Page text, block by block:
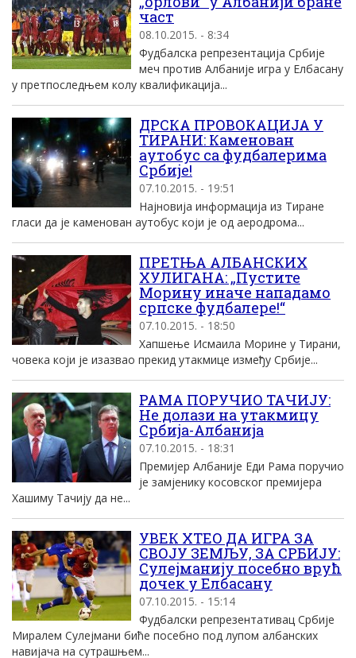
част
08.10.2015. - 8:34
Фудбалска репрезентација Србије
меч против Албаније игра у Елбасану
у претпоследњем колу квалификација...
ДРСКА ПРОВОКАЦИЈА У
ТИРАНИ: Каменован
аутобус са фудбалерима
Србије!
07.10.2015. - 19:51
Најновија информација из Тиране
гласи да је каменован аутобус који је од аеродрома...
ПРЕТЊА АЛБАНСКИХ
ХУЛИГАНА: „Пустите
Морину иначе нападамо
српске фудбалере!“
07.10.2015. - 18:50
Хапшење Исмаила Морине у Тирани,
човека који је изазвао прекид утакмице између Србије...
РАМА ПОРУЧИО ТАЧИЈУ:
Не долази на утакмицу
Србија-Албанија
07.10.2015. - 18:31
Премијер Албаније Еди Рама поручио
је замјенику косовског премијера
Хашиму Тачију да не...
УВЕК ХТЕО ДА ИГРА ЗА
СВОЈУ ЗЕМЉУ, ЗА СРБИЈУ:
Сулејманију посебно врућ
дочек у Елбасану
07.10.2015. - 15:14
Фудбалски репрезентативац Србије
Миралем Сулејмани биће посебно под лупом албанских
навијача на сутрашњем...